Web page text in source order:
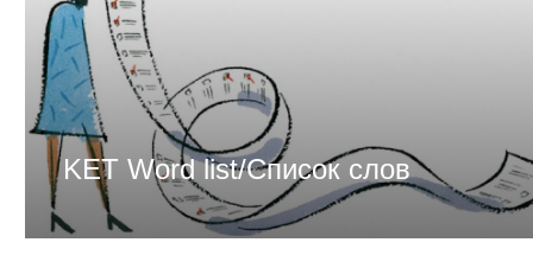
KET Word list/Список слов